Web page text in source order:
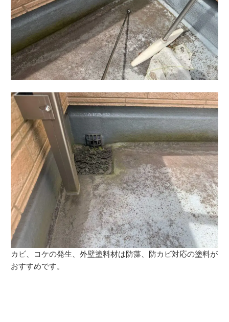
カビ、コケの発生、外壁塗料材は防藻、防カビ対応の塗料が
おすすめです。